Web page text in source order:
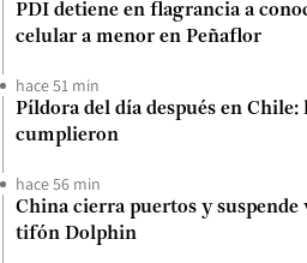
PDI detiene en flagrancia a
celular a menor en Peñaflor
hace 51 min
Píldora del día después en Chile:
cumplieron
hace 56 min
China cierra puertos y suspende
tifón Dolphin